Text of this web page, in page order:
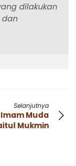
dilakukan
dan
Selanjutnya
Muda
Mukmin